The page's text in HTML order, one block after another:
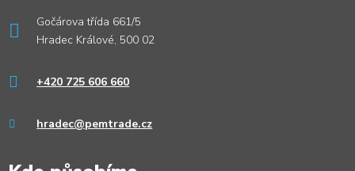
Gočárova třída 661/5
Hradec Králové, 500 02
+420 725 606 660
hradec@pemtrade.cz